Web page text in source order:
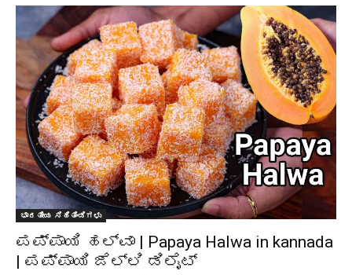
ಭಾರತೀಯ ಸಿಹಿತಿಂಡಿಗಳು
ಪಪ್ಪಾಯಿ ಹಲ್ವಾ | Papaya Halwa in kannada
| ಪಪ್ಪಾಯಿ ಜೆಲ್ಲಿ ಡಿಲೈಟ್